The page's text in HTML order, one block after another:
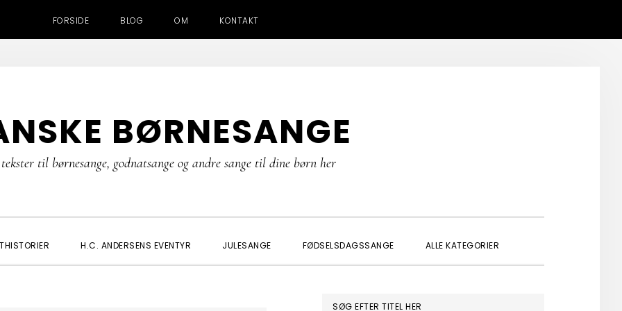
FORSIDE BLOG OM KONTAKT
BØRNESANGE
til børnesange, godnatsange og andre sange til dine børn her
H.C. ANDERSENS EVENTYR JULESANGE FØDSELSDAGSSANGE ALLE KATEGORIER
SØG EFTER TITEL HER